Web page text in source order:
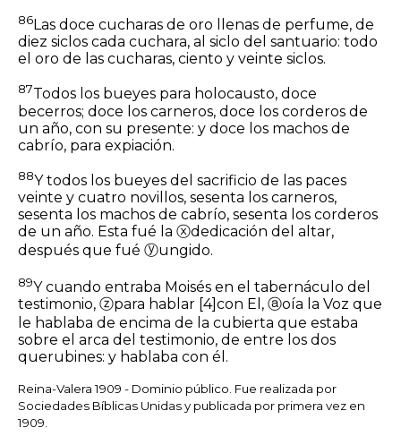
86Las doce cucharas de oro llenas de perfume, de
diez siclos cada cuchara, al siclo del santuario: todo
el oro de las cucharas, ciento y veinte siclos.
87Todos los bueyes para holocausto, doce
becerros; doce los carneros, doce los corderos de
un año, con su presente: y doce los machos de
cabrío, para expiación.
88Y todos los bueyes del sacrificio de las paces
veinte y cuatro novillos, sesenta los carneros,
sesenta los machos de cabrío, sesenta los corderos
de un año. Esta fué la ⓧdedicación del altar,
después que fué ⓨungido.
89Y cuando entraba Moisés en el tabernáculo del
testimonio, ⓩpara hablar [4] con El, ⓐoía la Voz que
le hablaba de encima de la cubierta que estaba
sobre el arca del testimonio, de entre los dos
querubines: y hablaba con él.
Reina-Valera 1909 - Dominio público. Fue realizada por
Sociedades Bíblicas Unidas y publicada por primera vez en
1909.